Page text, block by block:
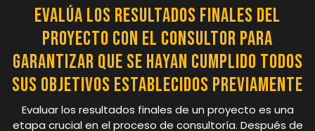
Evalúa los resultados finales del
proyecto con el Consultor para
garantizar que se hayan cumplido todos
sus objetivos establecidos previamente
Evaluar los resultados finales de un proyecto es una
etapa crucial en el proceso de consultoría. Después de